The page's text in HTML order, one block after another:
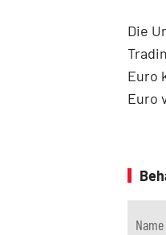
Die
Euro
Euro
Name